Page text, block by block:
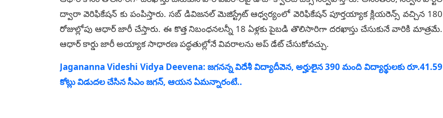
ద్వారా వెరిఫికేషన్‌ కు పంపిస్తారు. సబ్ డివిజనల్ మెజిస్ట్రేట్ ఆధ్వర్యంలో వెరిఫికేషన్ పూర్తయ్యాక క్లియరెన్స్ వచ్చిన 180
రోజుల్లోపు ఆధార్ జారీ చేస్తారు. ఈ కొత్త నిబంధనలన్నీ 18 ఏళ్లకు పైబడి తొలిసారిగా దరఖాస్తు చేసుకునే వారికి మాత్రమే.
ఆధార్ కార్డు జారీ అయ్యాక సాధారణ పద్ధతుల్లోనే వివరాలను అప్‌ డేట్ చేసుకోవచ్చు.
Jagananna Videshi Vidya Deevena: జగనన్న విదేశీ విద్యాదీవెన, అర్హులైన 390 మంది విద్యార్థులకు రూ.41.59
కోట్లు విడుదల చేసిన సీఎం జగన్, ఆయన ఏమన్నారంటే..